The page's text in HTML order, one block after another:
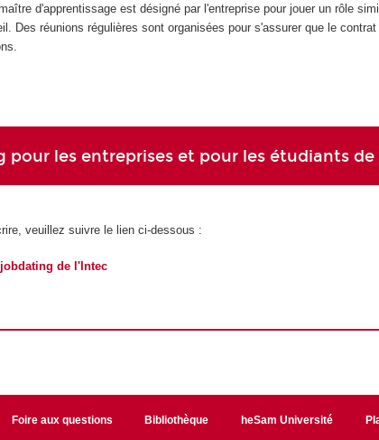
d'apprentissage est désigné par l'entreprise pour jouer un rôle
Des réunions régulières sont organisées pour s'assurer que le
pour les entreprises et pour les étudiants
veuillez suivre le lien ci-dessous :
de l'Intec
Foire aux questions Bibliothèque heSam Université